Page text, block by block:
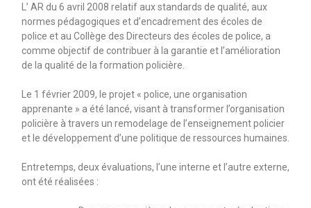
L’ AR du 6 avril 2008 relatif aux standards de qualité, aux
normes pédagogiques et d’encadrement des écoles de
police et au Collège des Directeurs des écoles de police, a
comme objectif de contribuer à la garantie et l’amélioration
de la qualité de la formation policière.
Le 1 février 2009, le projet « police, une organisation
apprenante » a été lancé, visant à transformer l’organisation
policière à travers un remodelage de l’enseignement policier
et le développement d’une politique de ressources humaines.
Entretemps, deux évaluations, l’une interne et l’autre externe,
ont été réalisées :